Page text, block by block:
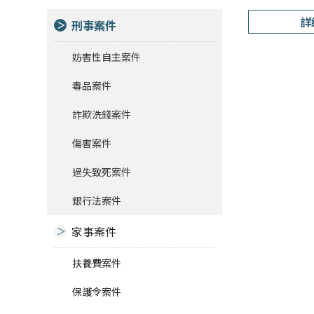
刑事案件
妨害性自主案件
毒品案件
詐欺洗錢案件
傷害案件
過失致死案件
銀行法案件
家事案件
扶養費案件
保護令案件